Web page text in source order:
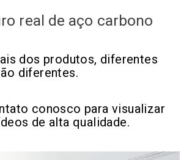
real de aço carbono
dos produtos, diferentes
diferentes.
conosco para visualizar
de alta qualidade.